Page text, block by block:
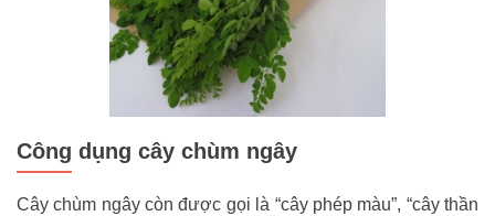
Công dụng cây chùm ngây
Cây chùm ngây còn được gọi là “cây phép màu”, “cây thần